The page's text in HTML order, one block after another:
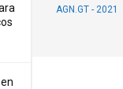
AGN.GT - 2021